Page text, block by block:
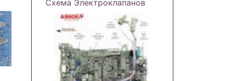
Схема Электроклапанов